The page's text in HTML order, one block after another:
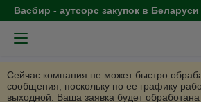
Васбир - аутсорс закупок в Беларуси
Сейчас компания не может быстро
сообщения, поскольку по ее графику
выходной. Ваша заявка будет